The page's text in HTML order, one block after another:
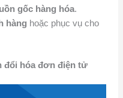
gốc hàng hóa.
hàng hoặc phục vụ cho
đổi hóa đơn điện tử